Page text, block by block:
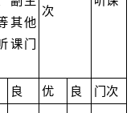
其他
课门
次
良 优 良
门次